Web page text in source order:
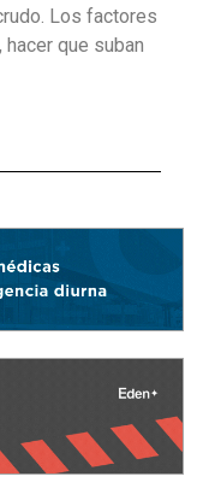
Los factores
que suban